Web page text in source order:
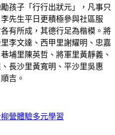
孩子「行行出狀元」，凡事只
先生平日更積極參與社區服
有所成，其德行足為楷模。將
李文達、西甲里謝耀明、忠嘉
埔里陳英哲、將軍里黃靜義、
長沙里黃寬明、平沙里吳惠
吉。
營體驗多元學習